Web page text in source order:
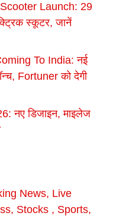
Launch: 29
स्कूटर, जानें
To India: नई
Fortuner को देगी
नए डिजाइन, माइलेज
News, Live
Stocks , Sports,